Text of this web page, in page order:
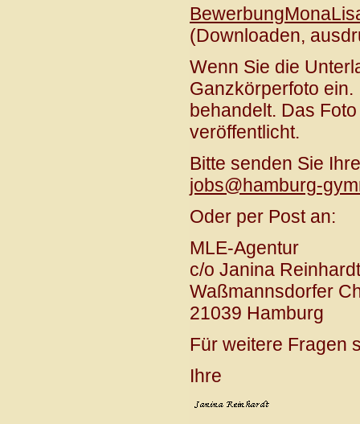
(Downloaden,
Wenn Sie die
Ganzkörperfoto
behandelt. Das
veröffentlicht.
Bitte senden Sie
jobs@hamburg-
Oder per Post an:
MLE-Agentur
c/o Janina Reinhardt
Waßmannsdorfer
21039 Hamburg
Für weitere Fragen
Ihre